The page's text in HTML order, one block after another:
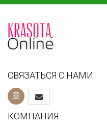
СВЯЗАТЬСЯ С НАМИ
КОМПАНИЯ